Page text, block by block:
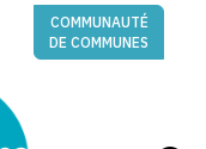
COMMUNAUTÉ
DE COMMUNES